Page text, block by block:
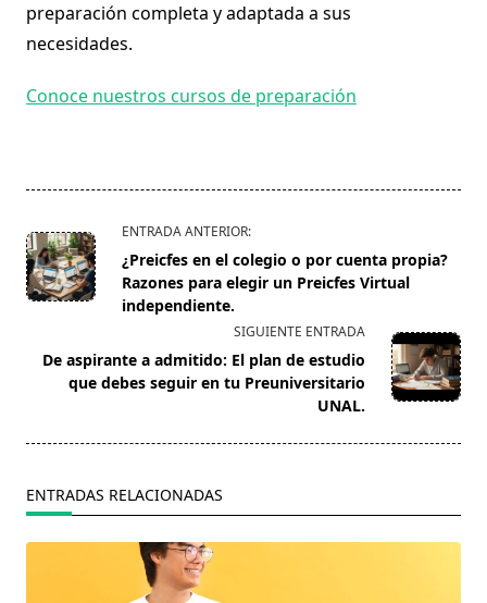
preparación completa y adaptada a sus
necesidades.
Conoce nuestros cursos de preparación
<span
class="nav-
subtitle
screen-
text">Página</span>
ENTRADA ANTERIOR:
¿Preicfes en el colegio o por cuenta propia?
Razones para elegir un Preicfes Virtual
independiente.
SIGUIENTE ENTRADA
De aspirante a admitido: El plan de estudio
que debes seguir en tu Preuniversitario
UNAL.
ENTRADAS RELACIONADAS